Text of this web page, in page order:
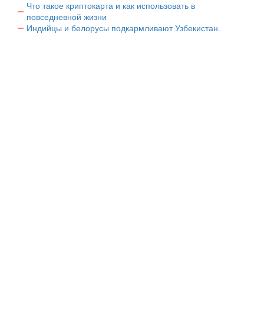
Что такое криптокарта и как использовать в
повседневной жизни
Индийцы и белорусы подкармливают Узбекистан.